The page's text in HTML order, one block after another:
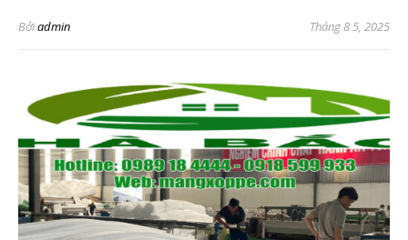
Bởiadmin Tháng 8 5, 2025